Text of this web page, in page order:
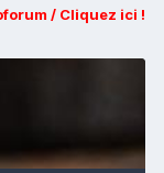
/ Cliquez ici !